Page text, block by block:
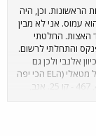
העומס על קו 61, גם בתחנות הראשונות. וכן, היה
עמוס. אני לא מבין
במיוחד האצות. החלטתי
והתחלתי לרשום.
אלנבי ולכן גם
ראיתי את קו 4 ואחרים. הינה הממצאים: 6023 - כחול מטאלי (הEL הכי יפה
בדן! אני לא מאמין שאני אוהב EL) בקו 61. 487, 488, 467 - קו 25. אגב,